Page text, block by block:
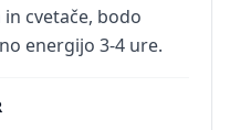
cvetače, bodo
energijo 3-4 ure.